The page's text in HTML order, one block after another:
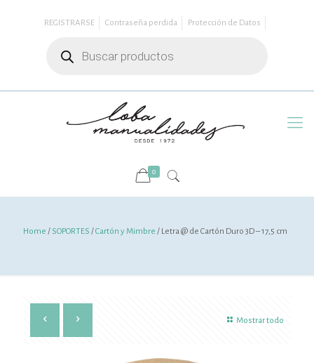
REGISTRARSE Contraseña perdida
Protección de Datos
productos
0
Home / SOPORTES /Cartón y Mimbre / Letra @ de Cartón Duro 3D – 17,5 cm
Mostrar todo